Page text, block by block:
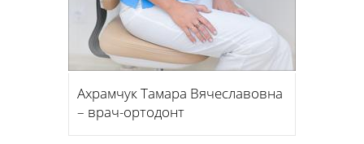
Ахрамчук Тамара Вячеславовна
– врач-ортодонт